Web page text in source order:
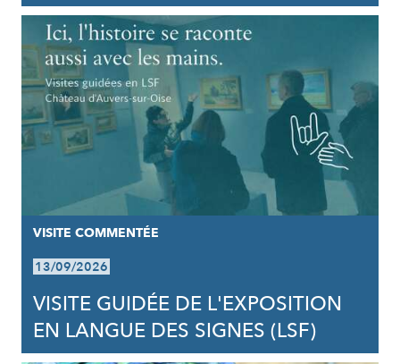
VISITE COMMENTÉE
13/09/2026
VISITE GUIDÉE DE L'EXPOSITION
EN LANGUE DES SIGNES (LSF)